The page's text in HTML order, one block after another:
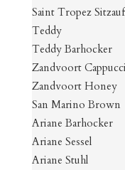
Saint Tropez
Teddy
Teddy Barhocker
Zandvoort
Zandvoort Honey
San Marino Brown
Ariane Barhocker
Ariane Sessel
Ariane Stuhl